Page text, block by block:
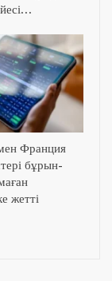
Франция
бұрын-
жетті